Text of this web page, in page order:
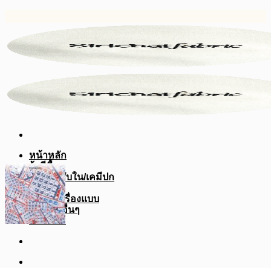
ยัง
หน้าหลัก
ผ้าสีพื้น
ผ้ากาว/ซับใน/เคมีปก
ผ้าดิบ
ผ้าสูท/เครื่องแบบ
อุปกรณ์อื่นๆ
บทความ